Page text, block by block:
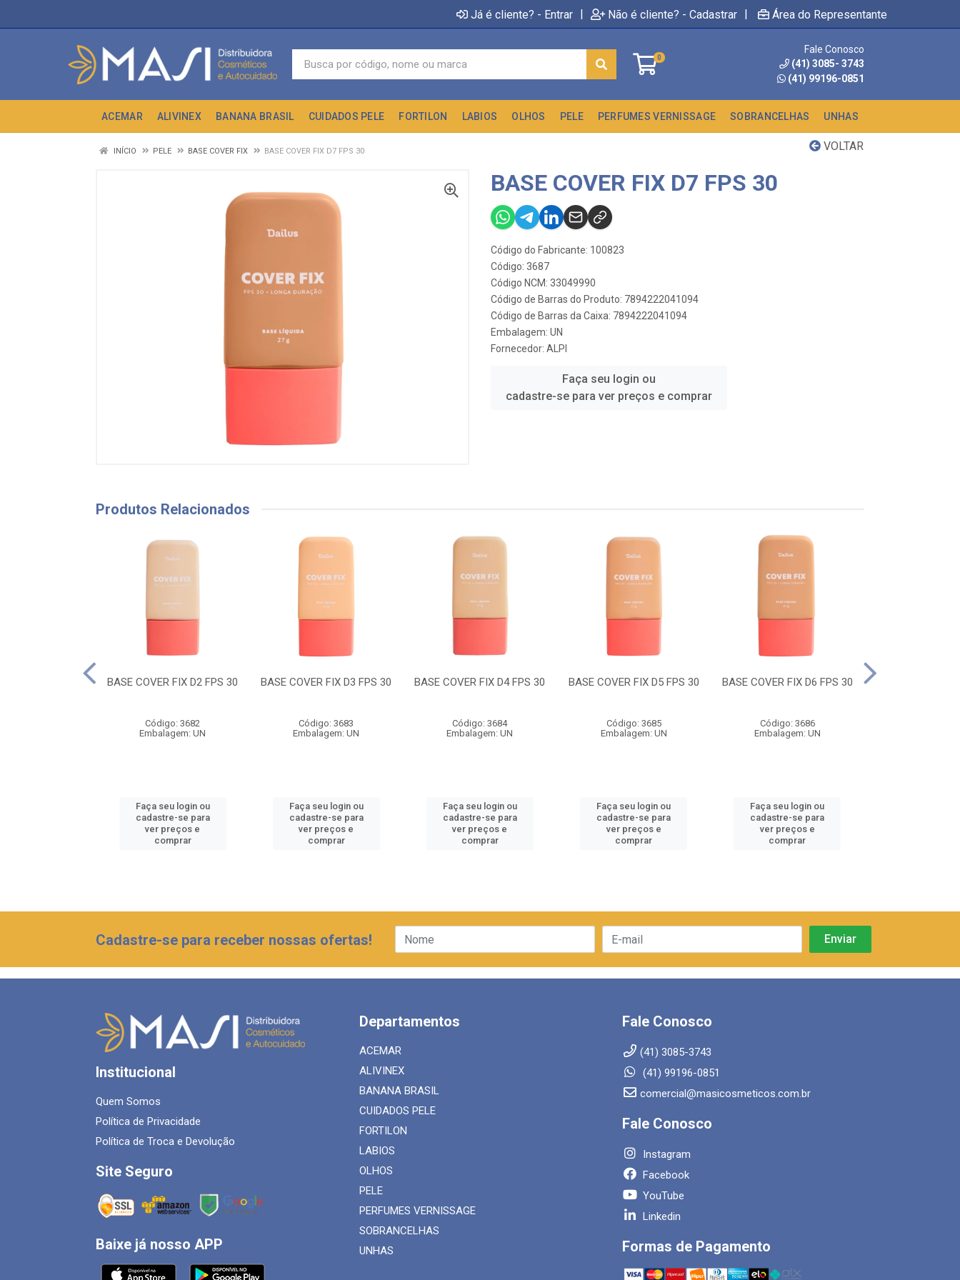
Já é cliente? - Entrar | Não é cliente? - Cadastrar | Área do Representante
0
Fale Conosco
(41) 3085- 3743
(41) 99196-0851
ACEMAR ALIVINEX BANANA BRASIL CUIDADOS PELE FORTILON LABIOS OLHOS PELE PERFUMES VERNISSAGE SOBRANCELHAS UNHAS
VOLTAR
INÍCIO PELE BASE COVER FIX BASE COVER FIX D7 FPS 30
BASE COVER FIX D7 FPS 30
Código do Fabricante: 100823
Código: 3687
Código NCM: 33049990
Código de Barras do Produto: 7894222041094
Código de Barras da Caixa: 7894222041094
Embalagem: UN
Fornecedor: ALPI
Faça seu login ou
cadastre-se para ver preços e comprar
Produtos Relacionados
BASE COVER FIX D2 FPS 30
Código: 3682
Embalagem: UN
Faça seu login ou
cadastre-se para
ver preços e
comprar
BASE COVER FIX D3 FPS 30
Código: 3683
Embalagem: UN
Faça seu login ou
cadastre-se para
ver preços e
comprar
BASE COVER FIX D4 FPS 30
Código: 3684
Embalagem: UN
Faça seu login ou
cadastre-se para
ver preços e
comprar
BASE COVER FIX D5 FPS 30
Código: 3685
Embalagem: UN
Faça seu login ou
cadastre-se para
ver preços e
comprar
BASE COVER FIX D6 FPS 30
Código: 3686
Embalagem: UN
Faça seu login ou
cadastre-se para
ver preços e
comprar
Cadastre-se para receber nossas ofertas!
Institucional
Quem Somos
Política de Privacidade
Política de Troca e Devolução
Site Seguro
Baixe já nosso APP
Departamentos
ACEMAR
ALIVINEX
BANANA BRASIL
CUIDADOS PELE
FORTILON
LABIOS
OLHOS
PELE
PERFUMES VERNISSAGE
SOBRANCELHAS
UNHAS
Fale Conosco
(41) 3085-3743
(41) 99196-0851
comercial@masicosmeticos.com.br
Fale Conosco
Instagram
Facebook
YouTube
Linkedin
Formas de Pagamento